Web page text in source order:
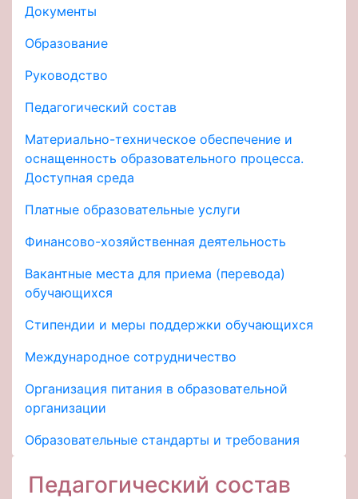
Документы
Образование
Руководство
Педагогический состав
Материально-техническое обеспечение и
оснащенность образовательного процесса.
Доступная среда
Платные образовательные услуги
Финансово-хозяйственная деятельность
Вакантные места для приема (перевода)
обучающихся
Стипендии и меры поддержки обучающихся
Международное сотрудничество
Организация питания в образовательной
организации
Образовательные стандарты и требования
Педагогический состав